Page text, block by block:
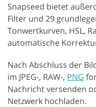
Snapseed bietet
Filter und 29
Tonwertkurven, HSL,
automatische
Nach Abschluss der
im JPEG-, RAW-, PNG
Nachricht versenden
Netzwerk hochladen.